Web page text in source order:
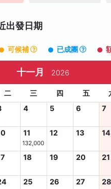
出發日期
可候補 已成團
十一月 2026
二 三 四 五
4 5 6 7
11
132,000
12 13 14
18 19 20 21
25 26 27